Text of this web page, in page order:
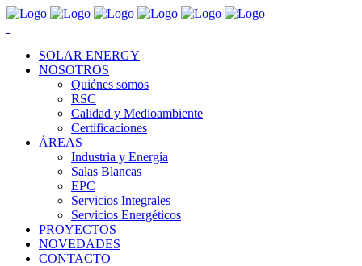
SOLAR ENERGY
NOSOTROS
Quiénes somos
RSC
Calidad y Medioambiente
Certificaciones
ÁREAS
Industria y Energía
Salas Blancas
EPC
Servicios Integrales
Servicios Energéticos
PROYECTOS
NOVEDADES
CONTACTO